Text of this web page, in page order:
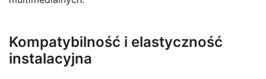
Kompatybilność i elastyczność
instalacyjna